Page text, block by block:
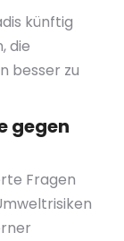
künftig
die
besser zu
gegen
Fragen